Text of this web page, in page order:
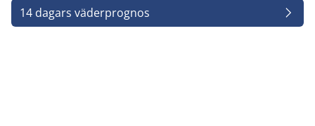
14 dagars väderprognos